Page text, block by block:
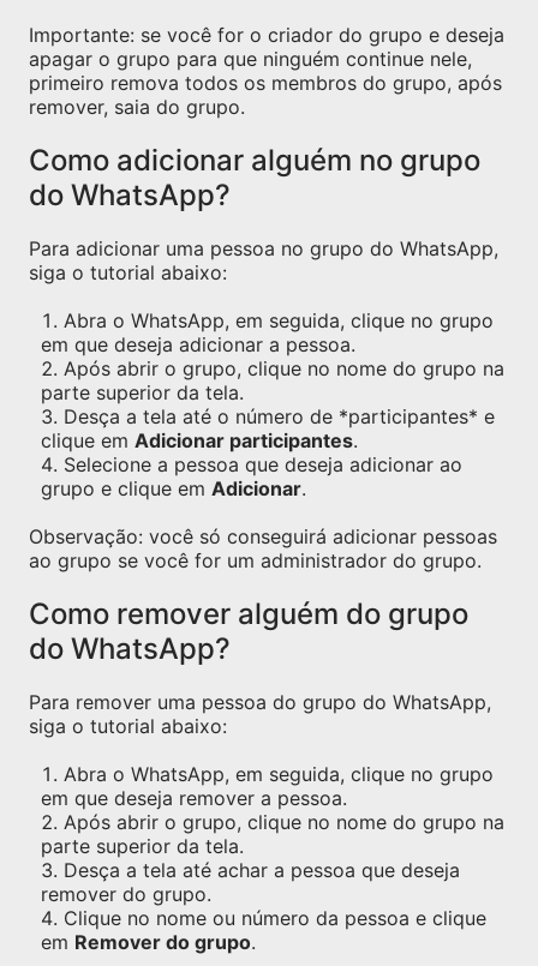
Importante: se você for o criador do grupo e deseja
apagar o grupo para que ninguém continue nele,
primeiro remova todos os membros do grupo, após
remover, saia do grupo.
Como adicionar alguém no grupo
do WhatsApp?
Para adicionar uma pessoa no grupo do WhatsApp,
siga o tutorial abaixo:
Abra o WhatsApp, em seguida, clique no grupo
em que deseja adicionar a pessoa.
Após abrir o grupo, clique no nome do grupo na
parte superior da tela.
Desça a tela até o número de *participantes* e
clique em Adicionar participantes.
Selecione a pessoa que deseja adicionar ao
grupo e clique em Adicionar.
Observação: você só conseguirá adicionar pessoas
ao grupo se você for um administrador do grupo.
Como remover alguém do grupo
do WhatsApp?
Para remover uma pessoa do grupo do WhatsApp,
siga o tutorial abaixo:
Abra o WhatsApp, em seguida, clique no grupo
em que deseja remover a pessoa.
Após abrir o grupo, clique no nome do grupo na
parte superior da tela.
Desça a tela até achar a pessoa que deseja
remover do grupo.
Clique no nome ou número da pessoa e clique
em Remover do grupo.